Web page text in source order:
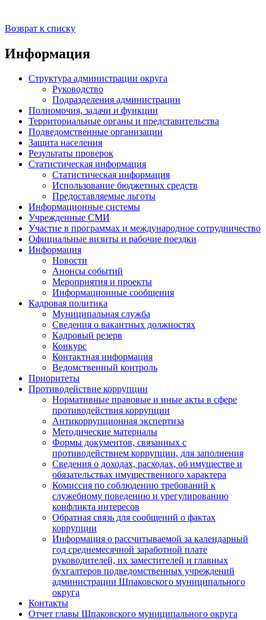
Возврат к списку
Информация
Структура администрации округа
Руководство
Подразделения администрации
Полномочия, задачи и функции
Территориальные органы и представительства
Подведомственные организации
Защита населения
Результаты проверок
Статистическая информация
Статистическая информация
Использование бюджетных средств
Предоставляемые льготы
Информационные системы
Учрежденные СМИ
Участие в программах и международное сотрудничество
Официальные визиты и рабочие поездки
Информация
Новости
Анонсы событий
Мероприятия и проекты
Информационные сообщения
Кадровая политика
Муниципальная служба
Сведения о вакантных должностях
Кадровый резерв
Конкурс
Контактная информация
Ведомственный контроль
Приоритеты
Противодействие коррупции
Нормативные правовые и иные акты в сфере
противодействия коррупции
Антикоррупционная экспертиза
Методические материалы
Формы документов, связанных с
противодействием коррупции, для заполнения
Сведения о доходах, расходах, об имуществе и
обязательствах имущественного характера
Комиссия по соблюдению требований к
служебному поведению и урегулированию
конфликта интересов
Обратная связь для сообщений о фактах
коррупции
Информация о рассчитываемой за календарный
год среднемесячной заработной плате
руководителей, их заместителей и главных
бухгалтеров подведомственных учреждений
администрации Шпаковского муниципального
округа
Контакты
Отчет главы Шпаковского муниципального округа